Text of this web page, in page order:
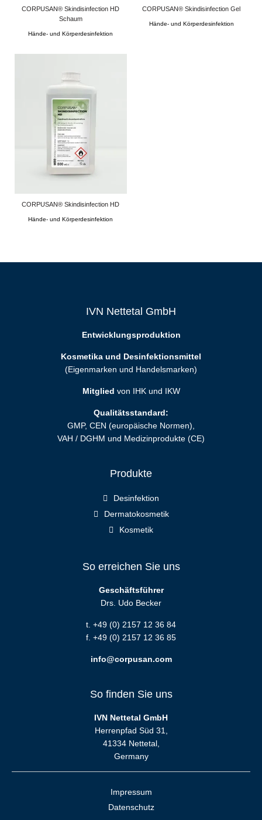
CORPUSAN® Skindisinfection HD
Schaum
Hände- und Körperdesinfektion
CORPUSAN® Skindisinfection Gel
Hände- und Körperdesinfektion
CORPUSAN® Skindisinfection HD
Hände- und Körperdesinfektion
IVN Nettetal GmbH
Entwicklungsproduktion
Kosmetika und Desinfektionsmittel
(Eigenmarken und Handelsmarken)
Mitglied von IHK und IKW
Qualitätsstandard:
GMP, CEN (europäische Normen),
VAH / DGHM und Medizinprodukte (CE)
Produkte
Desinfektion
Dermatokosmetik
Kosmetik
So erreichen Sie uns
Geschäftsführer
Drs. Udo Becker
t. +49 (0) 2157 12 36 84
f. +49 (0) 2157 12 36 85
info@corpusan.com
So finden Sie uns
IVN Nettetal GmbH
Herrenpfad Süd 31,
41334 Nettetal,
Germany
Impressum
Datenschutz